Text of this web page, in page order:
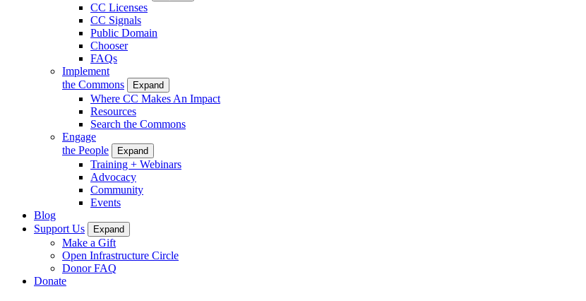
CC Licenses
CC Signals
Public Domain
Chooser
FAQs
Implement
the Commons
Expand
Where CC Makes An Impact
Resources
Search the Commons
Engage
the People
Expand
Training + Webinars
Advocacy
Community
Events
Blog
Support Us
Expand
Make a Gift
Open Infrastructure Circle
Donor FAQ
Donate